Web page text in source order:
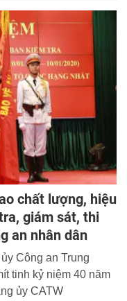
chất lượng, hiệu
giám sát, thi
an nhân dân
Công an Trung
tinh kỷ niệm 40 năm
ủy CATW